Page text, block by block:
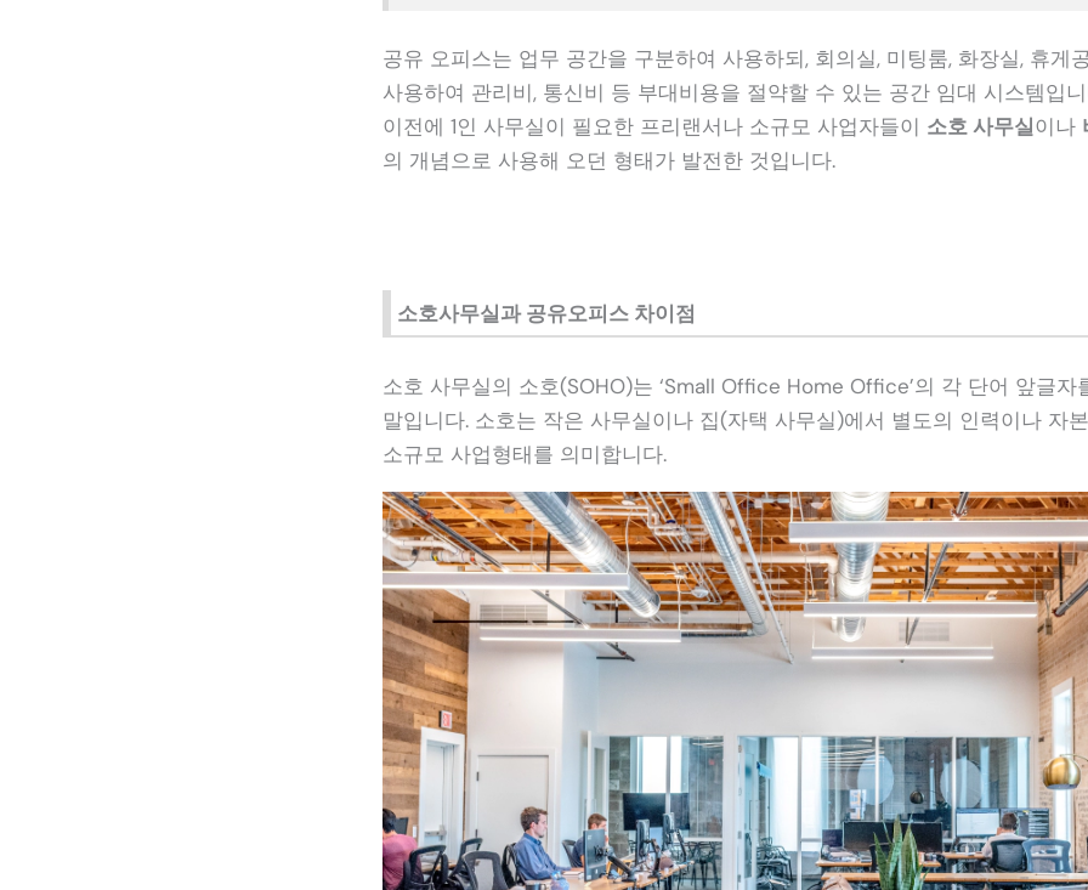
공유 오피스는 업무 공간을 구분하여 사용하되, 회의실, 미팅룸, 화장실, 휴게
사용하여 관리비, 통신비 등 부대비용을 절약할 수 있는 공간 임대 시스템입
이전에 1인 사무실이 필요한 프리랜서나 소규모 사업자들이 소호 사무실이나
의 개념으로 사용해 오던 형태가 발전한 것입니다.
소호사무실과 공유오피스 차이점
소호 사무실의 소호(SOHO)는 ‘Small Office Home Office’의 각 단어 앞글자
말입니다. 소호는 작은 사무실이나 집(자택 사무실)에서 별도의 인력이나 자
소규모 사업형태를 의미합니다.